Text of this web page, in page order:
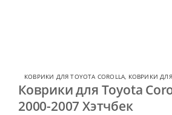
КОВРИКИ ДЛЯ TOYOTA COROLLA КОВРИКИ ДЛЯ
Коврики для Toyota
2000-2007 Хэтчбек